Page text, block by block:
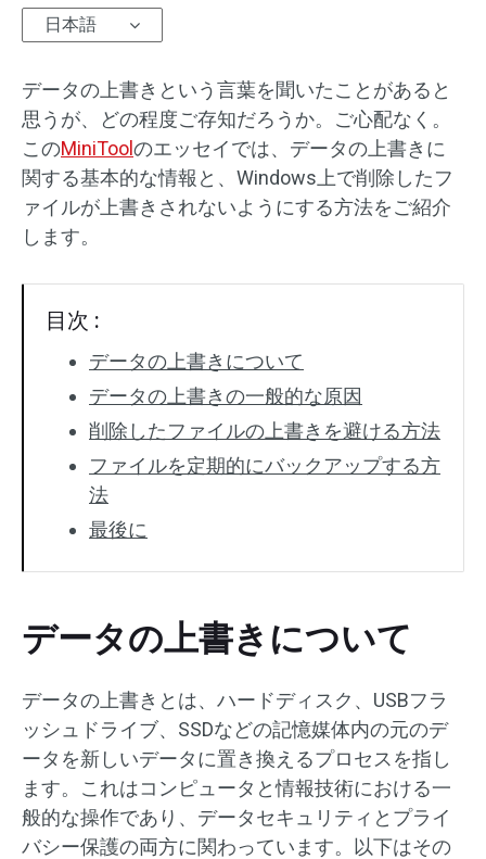
日本語
データの上書きという言葉を聞いたことがあると
思うが、どの程度ご存知だろうか。ご心配なく。
このMiniToolのエッセイでは、データの上書きに
関する基本的な情報と、Windows上で削除したフ
ァイルが上書きされないようにする方法をご紹介
します。
目次 :
データの上書きについて
データの上書きの一般的な原因
削除したファイルの上書きを避ける方法
ファイルを定期的にバックアップする方
法
最後に
データの上書きについて
データの上書きとは、ハードディスク、USBフラ
ッシュドライブ、SSDなどの記憶媒体内の元のデ
ータを新しいデータに置き換えるプロセスを指し
ます。これはコンピュータと情報技術における一
般的な操作であり、データセキュリティとプライ
バシー保護の両方に関わっています。以下はその